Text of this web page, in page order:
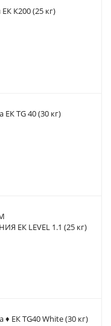
К200 (25 кг)
ЕК TG 40 (30 кг)
ЕК LEVEL 1.1 (25 кг)
♦ ЕК TG40 White (30 кг)